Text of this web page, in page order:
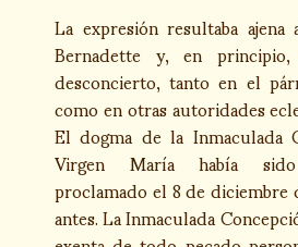
La expresión resultaba
Bernadette y, en
desconcierto, tanto en el
como en otras autoridades
El dogma de la Inmaculada
Virgen María había sido
proclamado el 8 de diciembre
antes. La Inmaculada